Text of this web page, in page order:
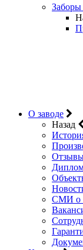
О заводе
Назад
СМИ о